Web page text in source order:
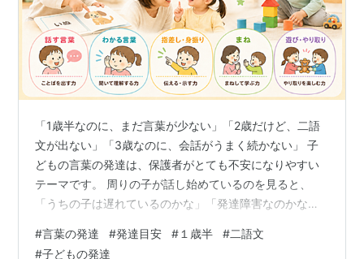
「1歳半なのに、まだ言葉が少ない」「2歳だけど、二語
文が出ない」「3歳なのに、会話がうまく続かない」 子
どもの言葉の発達は、保護者がとても不安になりやすい
テーマです。 周りの子が話し始めているのを見ると、
「うちの子は遅れているのかな」「発達障害なのかな」
あると思います。 ただ、言葉の発達は、話せる単語の数
#言葉の発達 #発達目安 # １歳半 #二語文
#子どもの発達